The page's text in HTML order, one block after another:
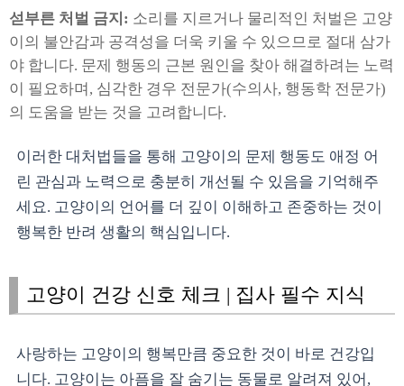
섣부른 처벌 금지: 소리를 지르거나 물리적인 처벌은 고양
이의 불안감과 공격성을 더욱 키울 수 있으므로 절대 삼가
야 합니다. 문제 행동의 근본 원인을 찾아 해결하려는 노력
이 필요하며, 심각한 경우 전문가(수의사, 행동학 전문가)
의 도움을 받는 것을 고려합니다.
이러한 대처법들을 통해 고양이의 문제 행동도 애정 어
린 관심과 노력으로 충분히 개선될 수 있음을 기억해주
세요. 고양이의 언어를 더 깊이 이해하고 존중하는 것이
행복한 반려 생활의 핵심입니다.
고양이 건강 신호 체크 | 집사 필수 지식
사랑하는 고양이의 행복만큼 중요한 것이 바로 건강입
니다. 고양이는 아픔을 잘 숨기는 동물로 알려져 있어,